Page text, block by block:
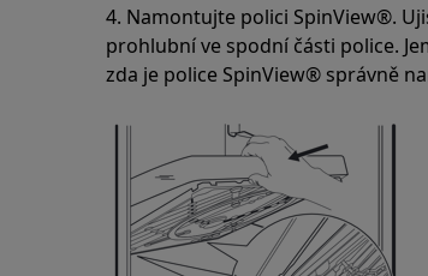
4. Namontujte polici SpinView®.
prohlubní ve spodní části police.
zda je police SpinView® správně